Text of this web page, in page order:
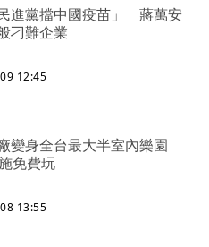
進黨擋中國疫苗」 蔣萬安
刁難企業
12:45
變身全台最大半室內樂園
免費玩
13:55